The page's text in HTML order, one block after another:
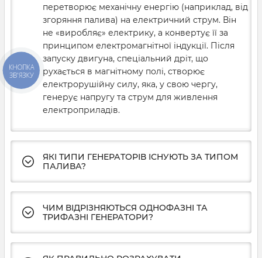
перетворює механічну енергію (наприклад, від
згоряння палива) на електричний струм. Він
не «виробляє» електрику, а конвертує її за
принципом електромагнітної індукції. Після
запуску двигуна, спеціальний дріт, що
рухається в магнітному полі, створює
електрорушійну силу, яка, у свою чергу,
генерує напругу та струм для живлення
електроприладів.
ЯКІ ТИПИ ГЕНЕРАТОРІВ ІСНУЮТЬ ЗА ТИПОМ
ПАЛИВА?
ЧИМ ВІДРІЗНЯЮТЬСЯ ОДНОФАЗНІ ТА
ТРИФАЗНІ ГЕНЕРАТОРИ?
КНОПКА
ЗВ'ЯЗКУ